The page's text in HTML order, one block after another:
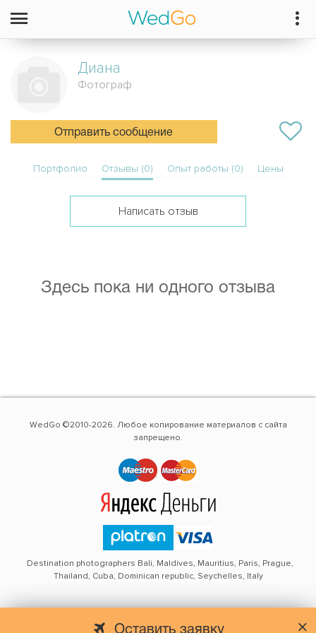
Оставить заявку
Диана
Фотограф
Отправить сообщение
Портфолио Отзывы (0) Опыт работы (0) Цены
Написать отзыв
Здесь пока ни одного отзыва
WedGo ©2010-2026. Любое копирование материалов с сайта
запрещено.
Destination photographers Bali, Maldives, Mauritius, Paris, Prague,
Thailand, Cuba, Dominican republic, Seychelles, Italy